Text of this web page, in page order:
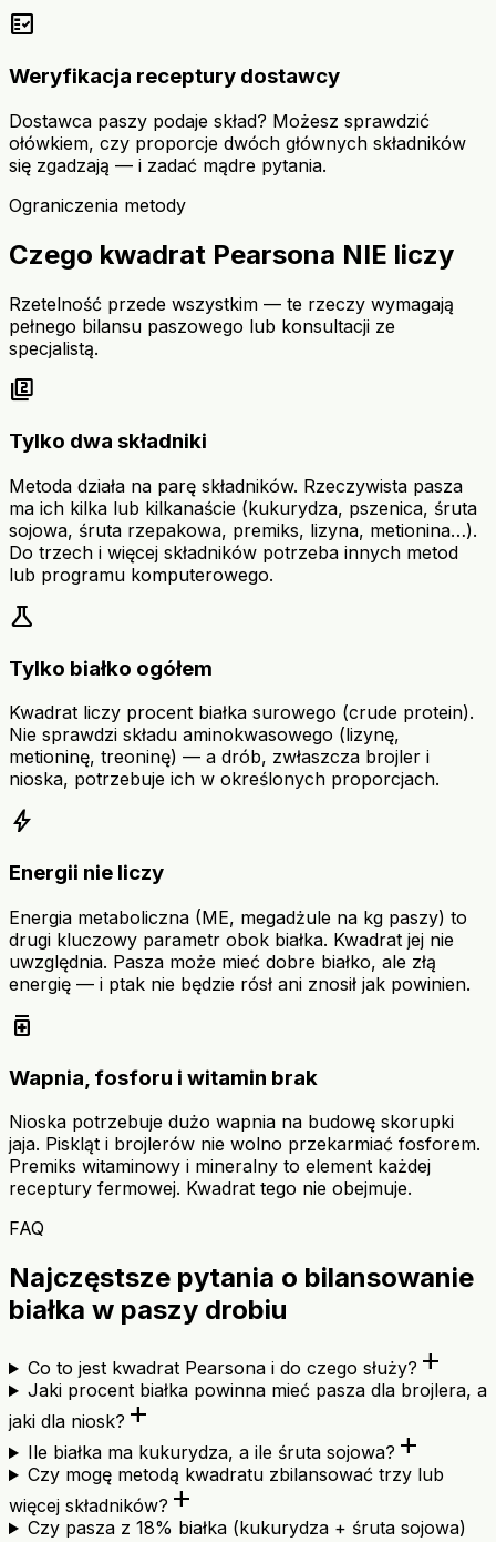
fact_check
Weryfikacja receptury dostawcy
Dostawca paszy podaje skład? Możesz sprawdzić
ołówkiem, czy proporcje dwóch głównych składników
się zgadzają — i zadać mądre pytania.
Ograniczenia metody
Czego kwadrat Pearsona NIE liczy
Rzetelność przede wszystkim — te rzeczy wymagają
pełnego bilansu paszowego lub konsultacji ze
specjalistą.
filter_2
Tylko dwa składniki
Metoda działa na parę składników. Rzeczywista pasza
ma ich kilka lub kilkanaście (kukurydza, pszenica, śruta
sojowa, śruta rzepakowa, premiks, lizyna, metionina…).
Do trzech i więcej składników potrzeba innych metod
lub programu komputerowego.
science
Tylko białko ogółem
Kwadrat liczy procent białka surowego (crude protein).
Nie sprawdzi składu aminokwasowego (lizynę,
metioninę, treoninę) — a drób, zwłaszcza brojler i
nioska, potrzebuje ich w określonych proporcjach.
bolt
Energii nie liczy
Energia metaboliczna (ME, megadżule na kg paszy) to
drugi kluczowy parametr obok białka. Kwadrat jej nie
uwzględnia. Pasza może mieć dobre białko, ale złą
energię — i ptak nie będzie rósł ani znosił jak powinien.
medication
Wapnia, fosforu i witamin brak
Nioska potrzebuje dużo wapnia na budowę skorupki
jaja. Piskląt i brojlerów nie wolno przekarmiać fosforem.
Premiks witaminowy i mineralny to element każdej
receptury fermowej. Kwadrat tego nie obejmuje.
FAQ
Najczęstsze pytania o bilansowanie
białka w paszy drobiu
Co to jest kwadrat Pearsona i do czego służy? add
Jaki procent białka powinna mieć pasza dla brojlera, a
jaki dla niosk? add
Ile białka ma kukurydza, a ile śruta sojowa? add
Czy mogę metodą kwadratu zbilansować trzy lub
więcej składników? add
Czy pasza z 18% białka (kukurydza + śruta sojowa)